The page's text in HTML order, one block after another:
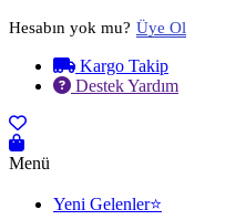
Hesabın yok mu? Üye Ol
Kargo Takip
Destek Yardım
Menü
Yeni Gelenler⭐